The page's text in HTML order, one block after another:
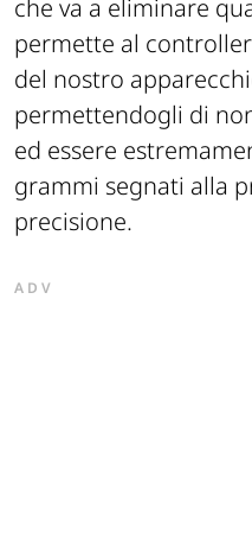
che va a eliminare
permette al
del nostro
permettendogli di
ed essere
grammi segnati alla
precisione.
ADV